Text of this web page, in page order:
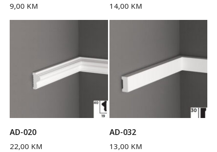
9,00 KM 14,00 KM
AD-020
22,00 KM
AD-032
13,00 KM